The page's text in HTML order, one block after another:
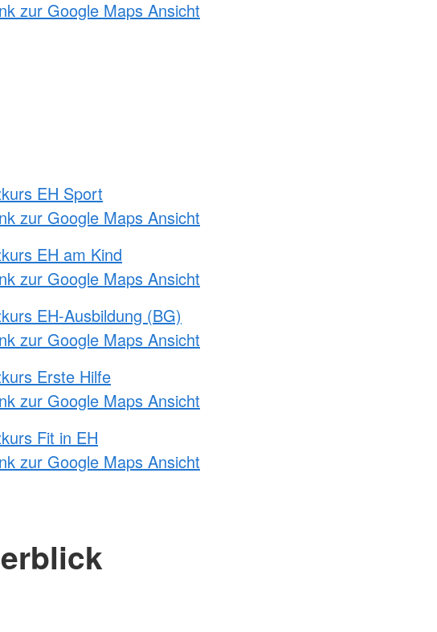
zur Google Maps Ansicht
EH Sport
zur Google Maps Ansicht
EH am Kind
zur Google Maps Ansicht
EH-Ausbildung (BG)
zur Google Maps Ansicht
Erste Hilfe
zur Google Maps Ansicht
Fit in EH
zur Google Maps Ansicht